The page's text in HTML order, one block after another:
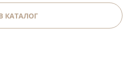
КАТАЛОГ